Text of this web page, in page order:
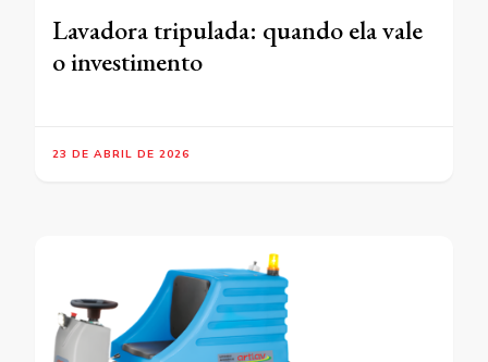
Lavadora tripulada: quando ela vale
o investimento
23 DE ABRIL DE 2026